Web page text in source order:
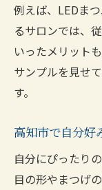
まつエ
案
高知市
高知市
コツ
まつエ
例えば、LEDま
るサロンでは、
いったメリット
サンプルを見せ
す。
高知市で自分好
自分にぴったり
目の形やまつげ